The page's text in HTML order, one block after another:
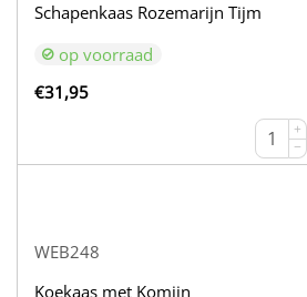
Schapenkaas Rozemarijn Tijm
op voorraad
€31,95
+
−
WEB248
Koekaas met Komijn